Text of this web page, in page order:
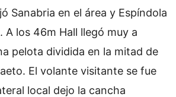
Sanabria en el área y Espíndola
A los 46m Hall llegó muy a
pelota dividida en la mitad de
El volante visitante se fue
local dejo la cancha